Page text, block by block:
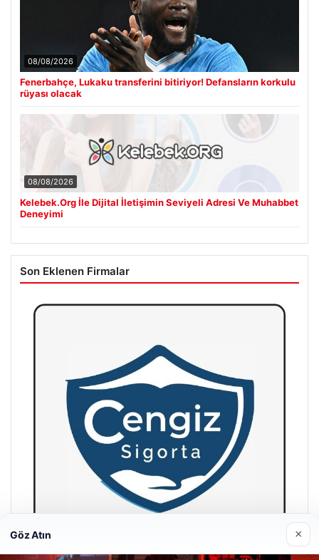
08/08/2026
Fenerbahçe, Lukaku transferini bitiriyor! Defansların korkulu
rüyası olacak
08/08/2026
Kelebek.Org İle Dijital İletişimin Seviyeli Adresi Ve Muhabbet
Deneyimi
Son Eklenen Firmalar
Göz Atın ×